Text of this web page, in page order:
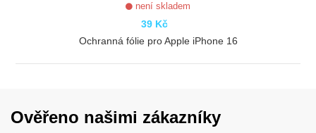
není skladem
39 Kč
Ochranná fólie pro Apple iPhone 16
Ověřeno našimi zákazníky